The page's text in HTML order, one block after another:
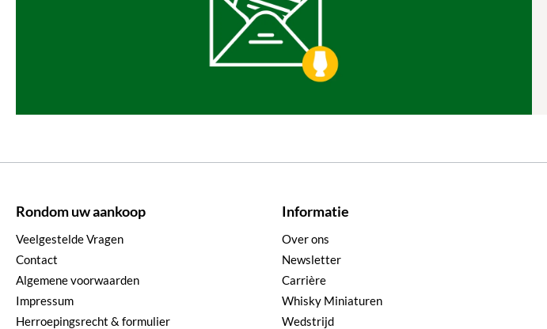
Rondom uw aankoop
Veelgestelde Vragen
Contact
Algemene voorwaarden
Impressum
Herroepingsrecht & formulier
Informatie
Over ons
Newsletter
Carrière
Whisky Miniaturen
Wedstrijd